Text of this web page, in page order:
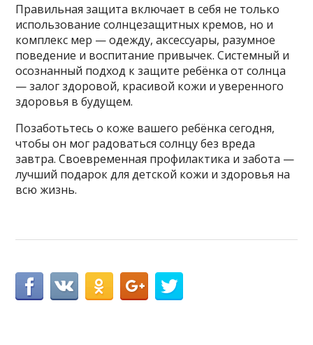
Правильная защита включает в себя не только
использование солнцезащитных кремов, но и
комплекс мер — одежду, аксессуары, разумное
поведение и воспитание привычек. Системный и
осознанный подход к защите ребёнка от солнца
— залог здоровой, красивой кожи и уверенного
здоровья в будущем.
Позаботьтесь о коже вашего ребёнка сегодня,
чтобы он мог радоваться солнцу без вреда
завтра. Своевременная профилактика и забота —
лучший подарок для детской кожи и здоровья на
всю жизнь.